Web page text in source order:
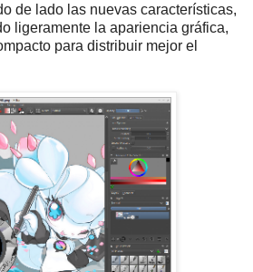
de lado las nuevas características,
ligeramente la apariencia gráfica,
para distribuir mejor el